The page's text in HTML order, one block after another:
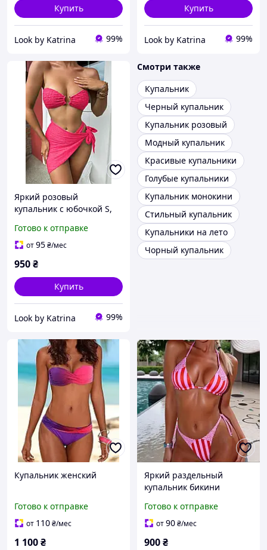
Купить
Look by Katrina 99%
Купить
Look by Katrina 99%
Яркий розовый
купальник с юбочкой S,
Готово к отправке
от95₴/мес
950₴
Купить
Look by Katrina 99%
Смотри также
Купальник
Черный купальник
Купальник розовый
Модный купальник
Красивые купальники
Голубые купальники
Купальник монокини
Стильный купальник
Купальники на лето
Чорный купальник
Купальник женский
Готово к отправке
от 110₴/мес
1 100₴
Яркий раздельный
купальник бикини
Готово к отправке
от90₴/мес
900₴